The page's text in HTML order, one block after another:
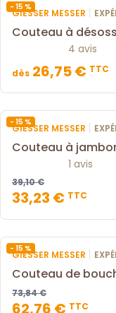
- 15 %
GIESSER MESSER |
Couteau à
4 avis
dès 26,75 € TTC
- 15 %
GIESSER MESSER |
Couteau à
1 avis
39,10 €
33,23 € TTC
- 15 %
GIESSER MESSER |
Couteau de
73,84 €
62,76 € TTC